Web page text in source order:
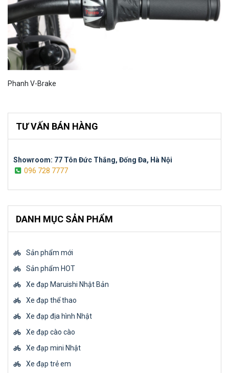
Phanh V-Brake
TƯ VẤN BÁN HÀNG
Showroom: 77 Tôn Đức Thắng, Đống Đa, Hà Nội
096 728 7777
DANH MỤC SẢN PHẨM
Sản phẩm mới
Sản phẩm HOT
Xe đạp Maruishi Nhật Bản
Xe đạp thể thao
Xe đạp địa hình Nhật
Xe đạp cào cào
Xe đạp mini Nhật
Xe đạp trẻ em